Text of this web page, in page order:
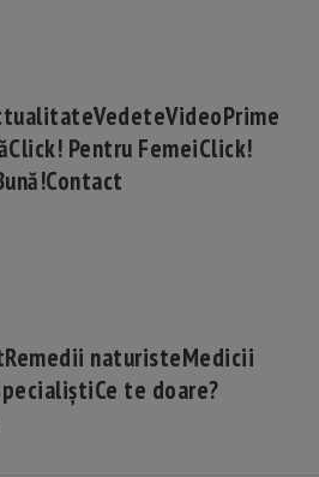
VedeteVideoPrime
Click! Pentru FemeiClick!
Contact
Remedii naturisteMedicii
Ce te doare?